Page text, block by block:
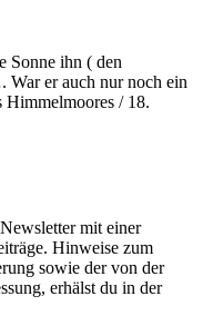
Sonne ihn ( den
er auch nur noch ein
Himmelmoores / 18.
mit einer
Hinweise zum
sowie der von der
erhälst du in der